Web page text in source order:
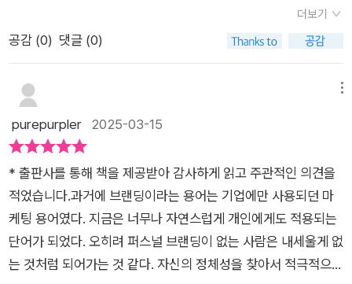
글쓰기 및 책쓰기 방식에 대해서도 자세히 배우고자 한다면 해당
도서를 통해 접하며 판단해 볼 것을 권하고 싶다. 주요 가치이자
핵심 키워드로는 브랜딩 및 글쓰기라는 점도 참고하면 좋을 것이
다. ​
재의 수준을 파악하고, 이를 뛰어넘기 위한 역량을 꾸준히 쌓는
데 집중해야 한다. 꾸준히 스스로를 갈고닦아 인생에서 한번쯤은
자기 관리를 통해 올바른 태도와 매너를 갖추지 못한다면, 결국
사람들에게 외면당하게 된다.말을 할 때도 상대방의 입장에서 자
신의 이야기를 조절할 줄 알아야 하며, 자신의 방식만 고집하는
사람은 배려 없는 사람으로 기억될 뿐, 진정 빛나는 사람은 혼자
잘난 사람이 아니라, 다른 이들의 삶에 긍정적인 변화를 줄 수 있
는 사람임을 기억하자.퍼스널 브랜딩은 진정한 나를 찾아가는 과
정을 이 책을 통해 정체성을 찾고 나만이 가진 고유한 가치를 세
상과 공유하는 과정을 가져보려고 한다.
보고도 무척 와닿았다. 숏폼의 시대, 영상의 시대에 글로 승부한
다는 생각이 얼마나 도전적이고 힘든 길인지 사람들은 잘 안다.정
체성에 대해, 무엇이 내 정체성을 확립해 주는지에 대한 저자의
고민방심하지 않는 자기 객관화가 돋보였다. 존재감을 나타내는
이루기 전에 자기만의 세계관이 필요하다. 어떤 어려움에도 흔들
믿음인데,,, 그게 없어서 사람들은 참 힘들다.나를 일으켜 세우는
목적은 무엇인가? 책 2장을 읽으며 자신에게 물어본다.목적 없는
삶, 어디로 갈지 모르는 막연함.대체 나는 무엇을 꽃피우는 씨앗
일까 싶은 생각, 깊은 밤 잠 오지 않는 어느 밤에 나 자신에게 수
없이 물었던 질문이다. 브랜딩 강의도 여러 차례 보았다. 책도 읽
더보기
공감 (0) 댓글 (0)
purepurpler 2025-03-15
* 출판사를 통해 책을 제공받아 감사하게 읽고 주관적인 의견을
적었습니다.과거에 브랜딩이라는 용어는 기업에만 사용되던 마
케팅 용어였다. 지금은 너무나 자연스럽게 개인에게도 적용되는
단어가 되었다. 오히려 퍼스널 브랜딩이 없는 사람은 내세울게 없
는 것처럼 되어가는 것 같다. 자신의 정체성을 찾아서 적극적으로